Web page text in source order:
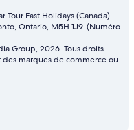
Tour East Holidays (Canada)
Ontario, M5H 1J9. (Numéro
Group, 2026. Tous droits
des marques de commerce ou